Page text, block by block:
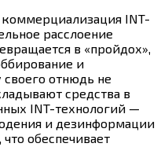
INT-
расслоение
в «пройдох»,
и
отнюдь не
средства в
INT-технологий —
и дезинформации
обеспечивает